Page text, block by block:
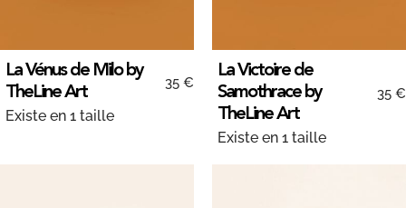
La Vénus de Milo by
TheLine Art
35 €
Existe en 1 taille
La Victoire de
Samothrace by
TheLine Art
35 €
Existe en 1 taille